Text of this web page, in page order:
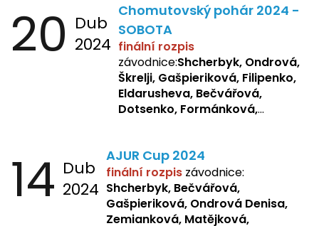
20 Dub
2024
Chomutovský pohár 2024 -
SOBOTA
finální rozpis
závodnice:Shcherbyk, Ondrová,
Škrelji, Gašpieriková, Filipenko,
Eldarusheva, Bečvářová,
Dotsenko, Formánková,
Žbánková, Sochorová
14 Dub
2024
AJUR Cup 2024
finální rozpis závodnice:
Shcherbyk, Bečvářová,
Gašpieriková, Ondrová Denisa,
Zemianková, Matějková,